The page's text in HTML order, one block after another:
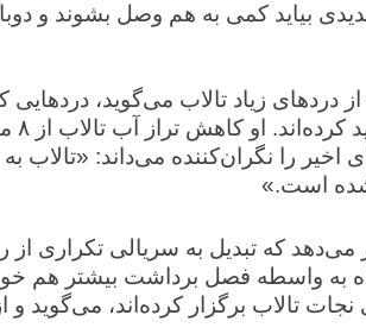
بیاید کمی به هم وصل بشوند و
درد‌های زیاد تالاب می‌گوید، درد‌هایی
هم تلنبار
را نگران‌کننده می‌داند: «تالاب
شده است.»
بار آتش‌سوزی در نیزار‌های تالاب در ۱۴۰۲ خبر می‌دهد که تبدیل به سریالی
به واسطه فصل برداشت بیشتر هم
تالاب برگزار کرده‌اند، می‌گوید و